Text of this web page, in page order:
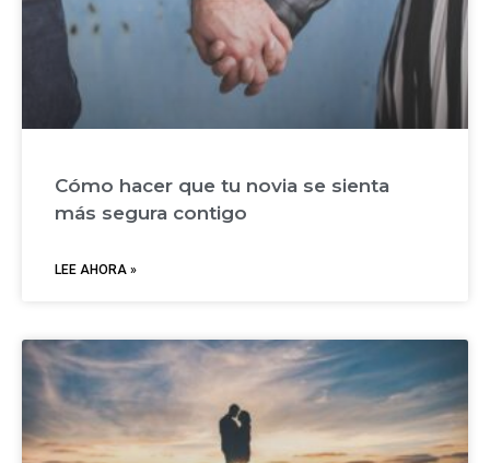
Cómo hacer que tu novia se sienta
más segura contigo
LEE AHORA »